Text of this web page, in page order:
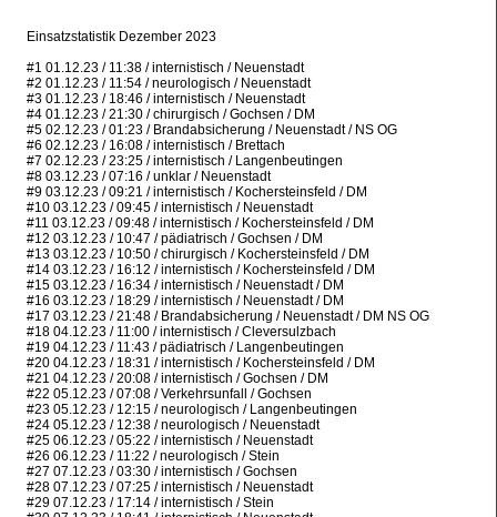
Einsatzstatistik Dezember 2023
#1 01.12.23 / 11:38 / internistisch / Neuenstadt
#2 01.12.23 / 11:54 / neurologisch / Neuenstadt
#3 01.12.23 / 18:46 / internistisch / Neuenstadt
#4 01.12.23 / 21:30 / chirurgisch / Gochsen / DM
#5 02.12.23 / 01:23 / Brandabsicherung / Neuenstadt / NS OG
#6 02.12.23 / 16:08 / internistisch / Brettach
#7 02.12.23 / 23:25 / internistisch / Langenbeutingen
#8 03.12.23 / 07:16 / unklar / Neuenstadt
#9 03.12.23 / 09:21 / internistisch / Kochersteinsfeld / DM
#10 03.12.23 / 09:45 / internistisch / Neuenstadt
#11 03.12.23 / 09:48 / internistisch / Kochersteinsfeld / DM
#12 03.12.23 / 10:47 / pädiatrisch / Gochsen / DM
#13 03.12.23 / 10:50 / chirurgisch / Kochersteinsfeld / DM
#14 03.12.23 / 16:12 / internistisch / Kochersteinsfeld / DM
#15 03.12.23 / 16:34 / internistisch / Neuenstadt / DM
#16 03.12.23 / 18:29 / internistisch / Neuenstadt / DM
#17 03.12.23 / 21:48 / Brandabsicherung / Neuenstadt / DM NS OG
#18 04.12.23 / 11:00 / internistisch / Cleversulzbach
#19 04.12.23 / 11:43 / pädiatrisch / Langenbeutingen
#20 04.12.23 / 18:31 / internistisch / Kochersteinsfeld / DM
#21 04.12.23 / 20:08 / internistisch / Gochsen / DM
#22 05.12.23 / 07:08 / Verkehrsunfall / Gochsen
#23 05.12.23 / 12:15 / neurologisch / Langenbeutingen
#24 05.12.23 / 12:38 / neurologisch / Neuenstadt
#25 06.12.23 / 05:22 / internistisch / Neuenstadt
#26 06.12.23 / 11:22 / neurologisch / Stein
#27 07.12.23 / 03:30 / internistisch / Gochsen
#28 07.12.23 / 07:25 / internistisch / Neuenstadt
#29 07.12.23 / 17:14 / internistisch / Stein